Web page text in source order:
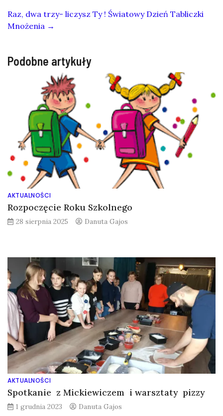
Raz, dwa trzy- liczysz Ty ! Światowy Dzień Tabliczki
Mnożenia →
Podobne artykuły
AKTUALNOŚCI
Rozpoczęcie Roku Szkolnego
28 sierpnia 2025 Danuta Gajos
AKTUALNOŚCI
Spotkanie z Mickiewiczem i warsztaty pizzy
1 grudnia 2023 Danuta Gajos